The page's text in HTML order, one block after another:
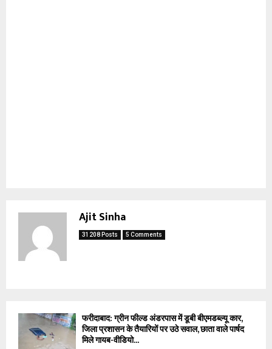
Ajit Sinha
31208 Posts 5 Comments
फरीदाबाद: ग्रीन फील्ड अंडरपास में डूबी बीएमडब्ल्यू कार,
जिला प्रशासन के तैयारियों पर उठे सवाल, छाता वाले पार्षद
मिले गायब-वीडियो...